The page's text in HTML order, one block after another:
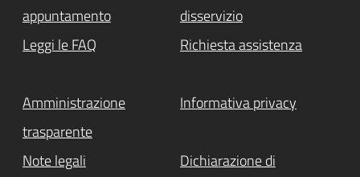
appuntamento
disservizio
Leggi le FAQ
Richiesta assistenza
Amministrazione
trasparente
Informativa privacy
Note legali
Dichiarazione di